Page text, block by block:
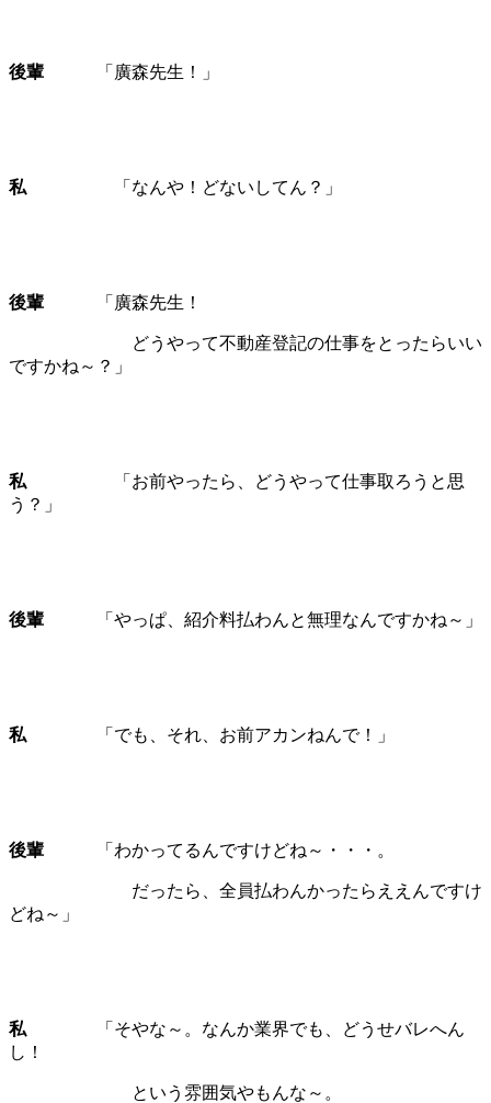
後輩 「廣森先生！」
私 「なんや！どないしてん？」
後輩 「廣森先生！
どうやって不動産登記の仕事をとったらいい
ですかね～？」
私 「お前やったら、どうやって仕事取ろうと思
う？」
後輩 「やっぱ、紹介料払わんと無理なんですかね～」
私 「でも、それ、お前アカンねんで！」
後輩 「わかってるんですけどね～・・・。
だったら、全員払わんかったらええんですけ
どね～」
私 「そやな～。なんか業界でも、どうせバレへん
し！
という雰囲気やもんな～。